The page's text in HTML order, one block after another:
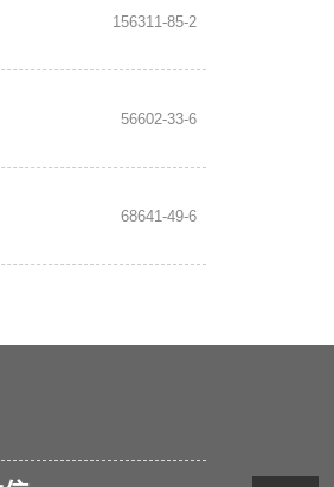
156311-85-2
56602-33-6
68641-49-6